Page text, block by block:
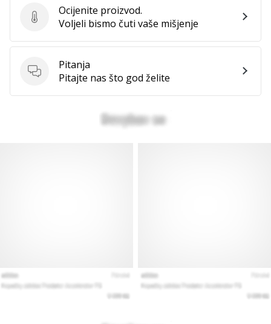
Ocijenite proizvod.
Ocijenite proizvod.
Voljeli bismo čuti vaše mišjenje
Pitanja
Pitanja
Pitajte nas što god želite